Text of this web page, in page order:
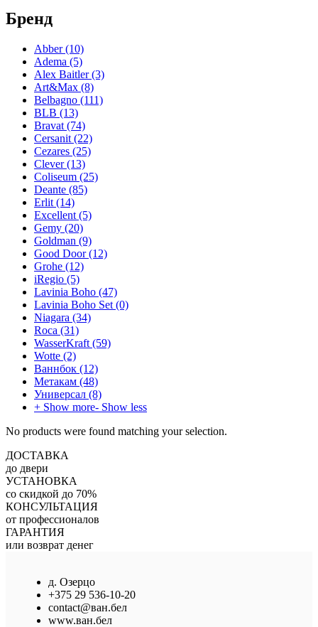
Wotte
Ваннбок
Метакам
Универсал
Бренд
Abber(10)
Adema (5)
Alex Baitler(3)
Art&Max (8)
Belbagno (111)
BLB (13)
Bravat (74)
Cersanit (22)
Cezares (25)
Clever(13)
Coliseum (25)
Deante (85)
Erlit (14)
Excellent (5)
Gemy (20)
Goldman (9)
Good Door(12)
Grohe (12)
iRegio (5)
Lavinia Boho (47)
Lavinia Boho Set (0)
Niagara (34)
Roca (31)
WasserKraft (59)
Wotte (2)
Ваннбок (12)
Метакам (48)
Универсал (8)
+ Show more- Show less
No products were found matching your selection.
ДОСТАВКА
до двери
УСТАНОВКА
со скидкой до 70%
КОНСУЛЬТАЦИЯ
от профессионалов
ГАРАНТИЯ
или возврат денег
д. Озерцо
+375 29 536-10-20
contact@ван.бел
www.ван.бел